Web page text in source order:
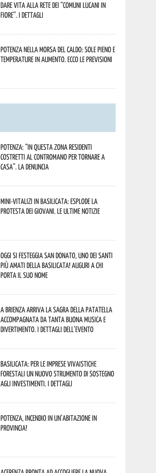
dare vita alla rete dei “Comuni Lucani in
Fiore”. I dettagli
Potenza nella morsa del caldo: sole pieno e
temperature in aumento. Ecco le previsioni
Potenza: “In questa zona residenti
costretti al contromano per tornare a
casa”. La denuncia
Mini-vitalizi in Basilicata: esplode la
protesta dei giovani. Le ultime notizie
Oggi si festeggia San Donato, uno dei Santi
più amati della Basilicata! Auguri a chi
porta il suo nome
A Brienza arriva la Sagra della Patatella
accompagnata da tanta buona musica e
divertimento. I dettagli dell’evento
Basilicata: per le imprese vivaistiche
forestali un nuovo strumento di sostegno
agli investimenti. I dettagli
Potenza, incendio in un’abitazione in
provincia!